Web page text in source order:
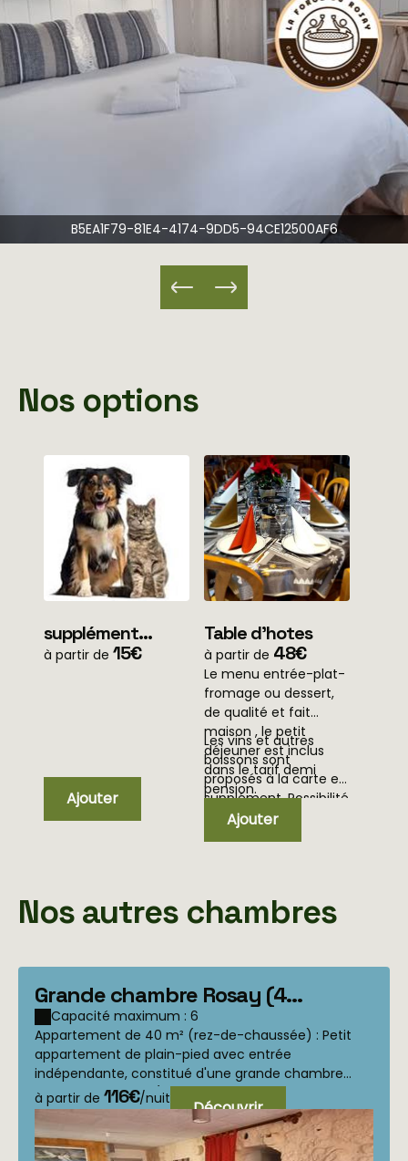
B5EA1F79-81E4-4174-9DD5-94CE12500AF6
Nos options
supplément
animaux par jour
à partir de 15€
Ajouter
Table d'hotes
à partir de 48€
Le menu entrée-plat-
fromage ou dessert,
de qualité et fait
maison , le petit
déjeuner est inclus
dans le tarif demi
pension.
Les vins et autres
boissons sont
proposés à la carte en
supplément. Possibilité
de choisir le vin au
Ajouter
Nos autres chambres
Grande chambre Rosay (4
personnes : 2 adultes, 2 enfants)
Capacité maximum : 6
Appartement de 40 m² (rez-de-chaussée) : Petit
appartement de plain-pied avec entrée
indépendante, constitué d'une grande chambre
avec coin canapé ( q...
à partir de 116€/nuit Découvrir